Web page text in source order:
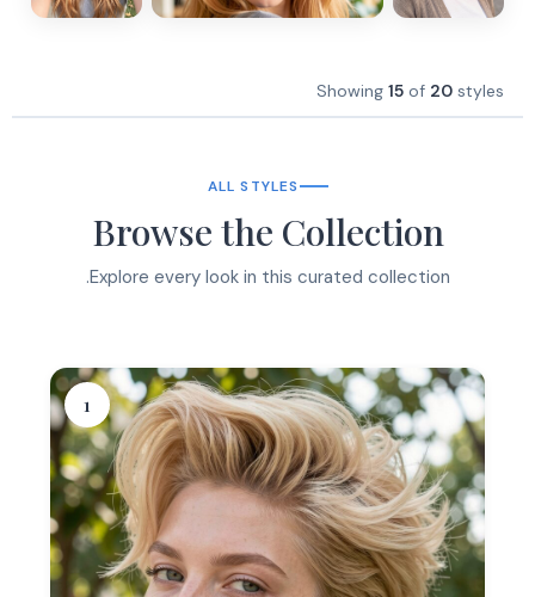
Showing 15 of 20 styles
ALL STYLES
Browse the Collection
Explore every look in this curated collection.
1